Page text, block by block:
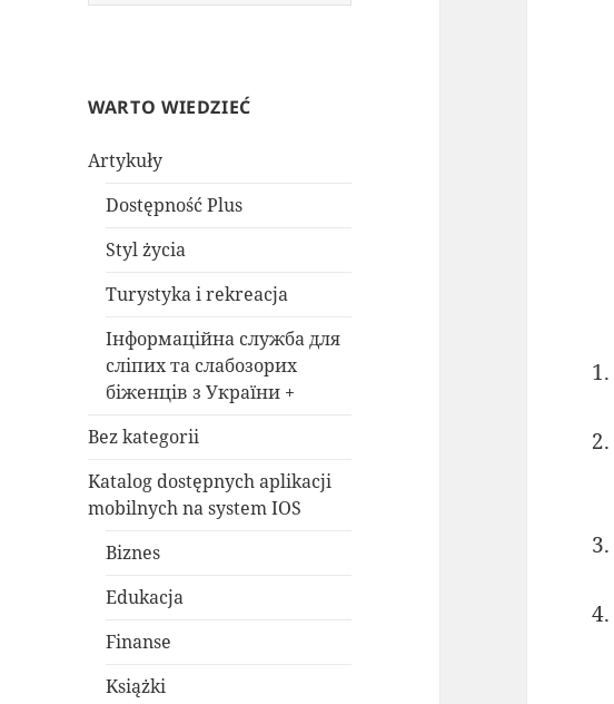
WARTO WIEDZIEĆ
Artykuły
Dostępność Plus
Styl życia
Turystyka i rekreacja
Інформаційна служба для
сліпих та слабозорих
біженців з України +
Bez kategorii
Katalog dostępnych aplikacji
mobilnych na system IOS
Biznes
Edukacja
Finanse
Książki